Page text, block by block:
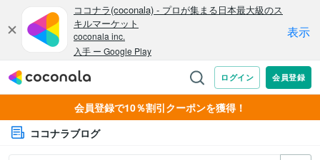
会員登録で10％割引クーポンを獲得！
ココナラブログ